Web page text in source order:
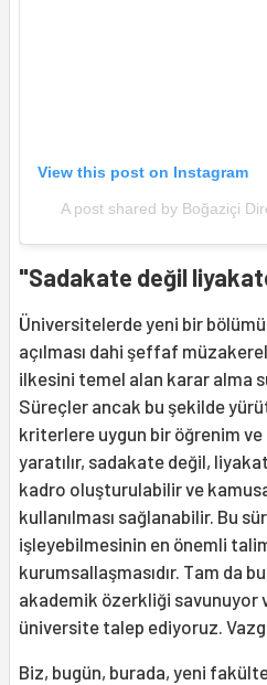
View this post on Instagram
A post shared by Boğaziçi
"Sadakate değil
Üniversitelerde yeni bir
açılması dahi şeffaf
ilkesini temel alan karar alma
Süreçler ancak bu şekilde
kriterlere uygun bir öğrenim
yaratılır, sadakate değil,
kadro oluşturulabilir ve
kullanılması sağlanabilir. Bu
işleyebilmesinin en önemli
kurumsallaşmasıdır. Tam da
akademik özerkliği savunuyor
üniversite talep ediyoruz.
Biz, bugün, burada, yeni